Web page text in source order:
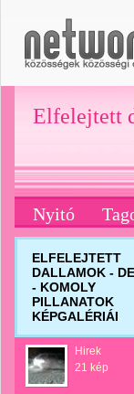
Elfelejtett
Nyitó
ELFELEJTETT
DALLAMOK -
- KOMOLY
PILLANATOK
KÉPGALÉRIÁI
Hirek
21 kép